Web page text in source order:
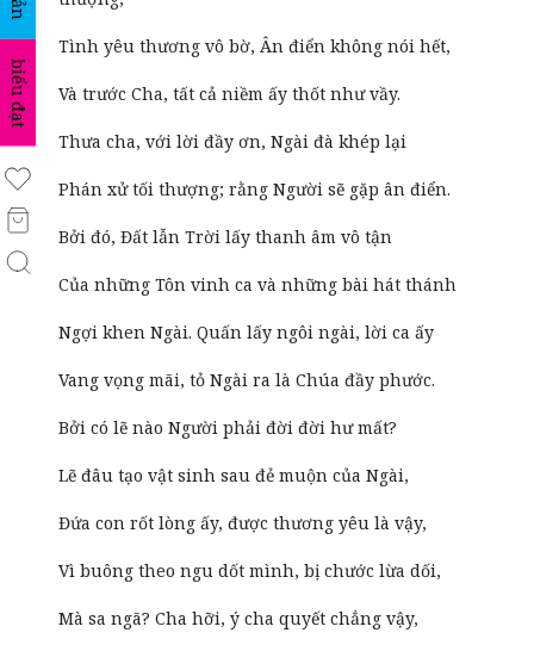
biểu đạt
Tình yêu thương vô bờ, Ân điển không nói hết,
Và trước Cha, tất cả niềm ấy thốt như vầy.
Thưa cha, với lời đầy ơn, Ngài đà khép lại
Phán xử tối thượng; rằng Người sẽ gặp ân điển.
Bởi đó, Đất lẫn Trời lấy thanh âm vô tận
Của những Tôn vinh ca và những bài hát thánh
Ngợi khen Ngài. Quấn lấy ngôi ngài, lời ca ấy
Vang vọng mãi, tỏ Ngài ra là Chúa đầy phước.
Bởi có lẽ nào Người phải đời đời hư mất?
Lẽ đâu tạo vật sinh sau đẻ muộn của Ngài,
Đứa con rốt lòng ấy, được thương yêu là vậy,
Vì buông theo ngu dốt mình, bị chước lừa dối,
Mà sa ngã? Cha hỡi, ý cha quyết chẳng vậy,